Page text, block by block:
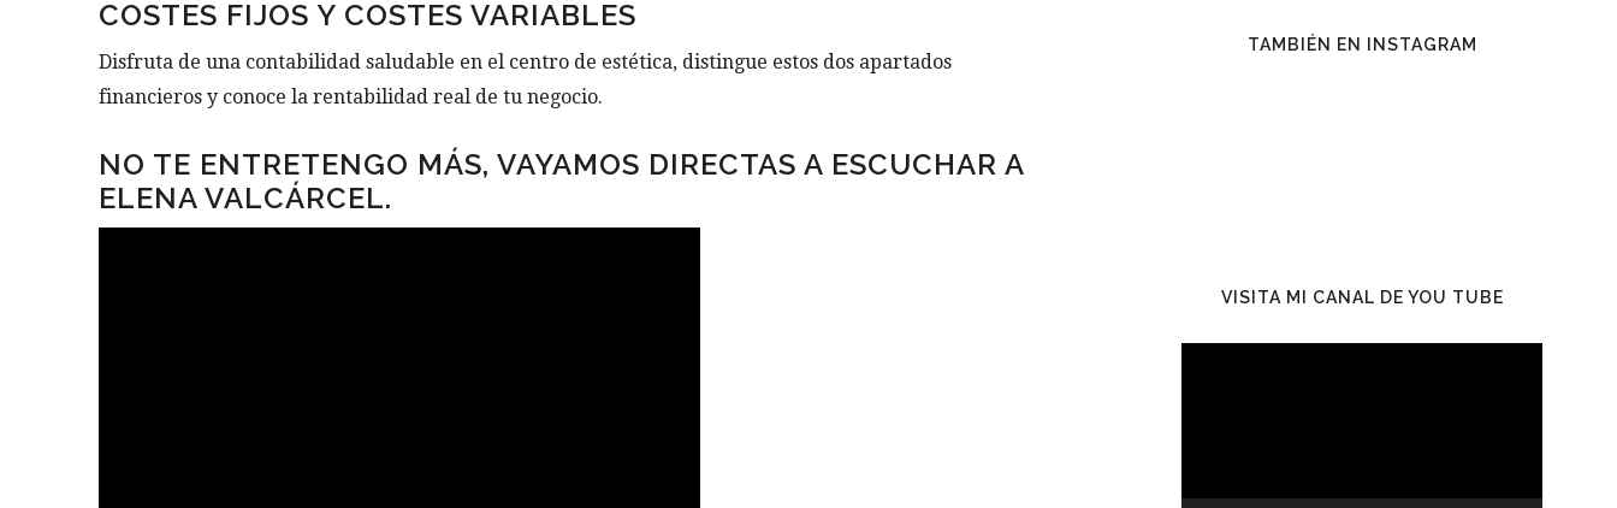
COSTES FIJOS Y COSTES VARIABLES
Disfruta de una contabilidad saludable en el centro de estética, distingue estos dos apartados
financieros y conoce la rentabilidad real de tu negocio.
NO TE ENTRETENGO MÁS, VAYAMOS DIRECTAS A ESCUCHAR A
ELENA VALCÁRCEL.
TAMBIÉN EN INSTAGRAM
VISITA MI CANAL DE YOU TUBE